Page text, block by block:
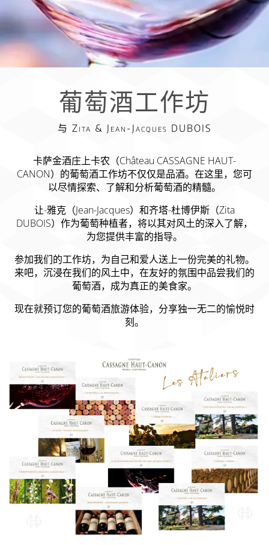
葡萄酒工作坊
与 Zita & Jean-Jacques DUBOIS
卡萨金酒庄上卡农（Château CASSAGNE HAUT-
CANON）的葡萄酒工作坊不仅仅是品酒。在这里，您可
以尽情探索、了解和分析葡萄酒的精髓。
让-雅克（Jean-Jacques）和齐塔-杜博伊斯（Zita
DUBOIS）作为葡萄种植者，将以其对风土的深入了解，
为您提供丰富的指导。
参加我们的工作坊，为自己和爱人送上一份完美的礼物。
来吧，沉浸在我们的风土中，在友好的氛围中品尝我们的
葡萄酒，成为真正的美食家。
现在就预订您的葡萄酒旅游体验，分享独一无二的愉悦时
刻。